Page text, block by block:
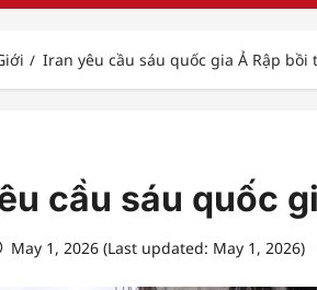
Iran yêu cầu sáu quốc gia Ả Rập bồi
cầu sáu quốc
May 1, 2026 (Last updated: May 1, 2026)